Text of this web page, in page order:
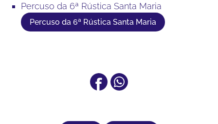
Percuso da 6ª Rústica Santa Maria
Percuso da 6ª Rústica Santa Maria